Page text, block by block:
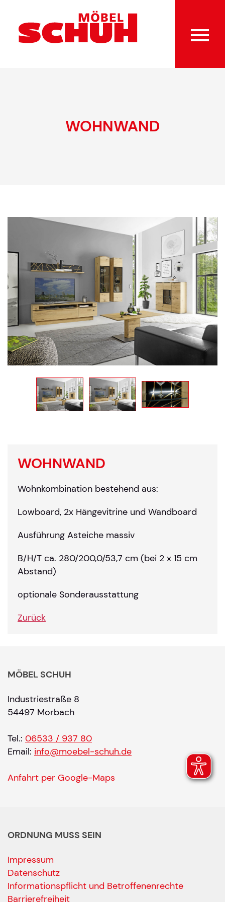
WOHNWAND
WOHNWAND
Wohnkombination bestehend aus:
Lowboard, 2x Hängevitrine und Wandboard
Ausführung Asteiche massiv
B/H/T ca. 280/200,0/53,7 cm (bei 2 x 15 cm
Abstand)
optionale Sonderausstattung
Zurück
MÖBEL SCHUH
Industriestraße 8
54497 Morbach
Tel.: 06533 / 937 80
Email: info@moebel-schuh.de
Anfahrt per Google-Maps
ORDNUNG MUSS SEIN
Impressum
Datenschutz
Informationspflicht und Betroffenenrechte
Barrierefreiheit